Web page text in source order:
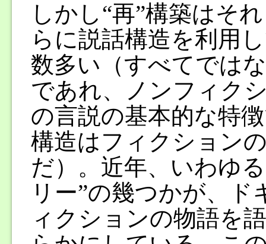
しかし“再”構築はそ
らに説話構造を利用
数多い（すべてでは
であれ、ノンフィク
の言説の基本的な特
構造はフィクション
だ）。近年、いわゆ
リー”の幾つかが、
ィクションの物語を